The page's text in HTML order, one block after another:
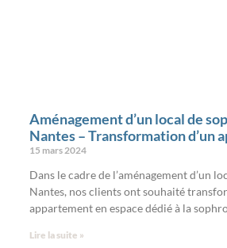
Aménagement d’un local de
Nantes – Transformation d’un
15 mars 2024
Dans le cadre de l’aménagement d’un
Nantes, nos clients ont souhaité
appartement en espace dédié à la
Lire la suite »